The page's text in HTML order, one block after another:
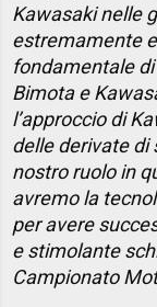
Kawasaki nelle
estremamente
fondamentale
Bimota e
l’approccio di
delle derivate di
nostro ruolo in
avremo la
per avere
e stimolante
Campionato